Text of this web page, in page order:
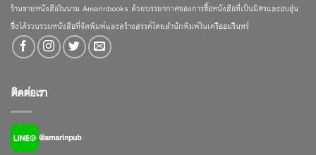
ร้านขายหนังสือในนาม Amarinbooks ด้วยบรรยากาศของการซื้อหนังสือที่เป็นมิตรและอบอุ่น
ซึ่งได้รวบรวมหนังสือที่จัดพิมพ์และสร้างสรรค์โดยสำนักพิมพ์ในเครืออมรินทร์
ติดต่อเรา
@amarinpub